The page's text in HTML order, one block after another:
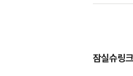
잠실슈링